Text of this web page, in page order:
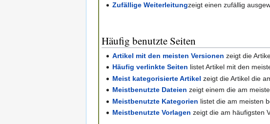
Zufällige Weiterleitungzeigt einen zufällig
Häufig benutzte Seiten
Artikel mit den meisten Versionen zeigt die
Häufig verlinkte Seiten listet Artikel mit den
Meist kategorisierte Artikel zeigt die Artikel die
Meistbenutzte Dateien zeigt einem die am
Meistbenutzte Kategorien listet die am meisten
Meistbenutzte Vorlagen zeigt die am häufigsten